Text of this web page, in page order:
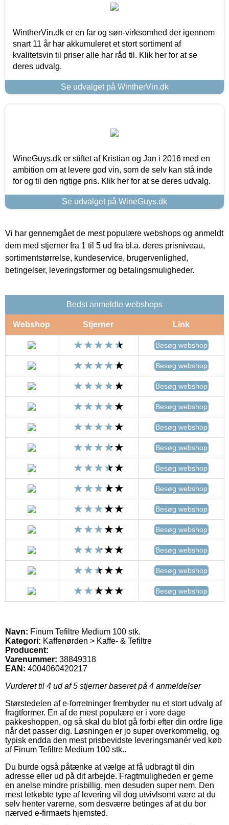
WintherVin.dk er en far og søn-virksomhed der igennem
snart 11 år har akkumuleret et stort sortiment af
kvalitetsvin til priser alle har råd til. Klik her for at se
deres udvalg.
Se udvalget på WintherVin.dk
WineGuys.dk er stiftet af Kristian og Jan i 2016 med en
ambition om at levere god vin, som de selv kan stå inde
for og til den rigtige pris. Klik her for at se deres udvalg.
Se udvalget på WineGuys.dk
Vi har gennemgået de mest populære webshops og anmeldt
dem med stjerner fra 1 til 5 ud fra bl.a. deres prisniveau,
sortimentstørrelse, kundeservice, brugervenlighed,
betingelser, leveringsformer og betalingsmuligheder.
Bedst anmeldte webshops
Webshop Stjerner Link
Besøg webshop
Besøg webshop
Besøg webshop
Besøg webshop
Besøg webshop
Besøg webshop
Besøg webshop
Besøg webshop
Besøg webshop
Besøg webshop
Besøg webshop
Besøg webshop
Besøg webshop
Navn: Finum Tefiltre Medium 100 stk.
Kategori: Kaffenørden > Kaffe- & Tefiltre
Producent:
Varenummer: 38849318
EAN: 4004060420217
Vurderet til 4 ud af 5 stjerner baseret på 4 anmeldelser
Størstedelen af e-forretninger frembyder nu et stort udvalg af
fragtformer. En af de mest populære er i vore dage
pakkeshoppen, og så skal du blot gå forbi efter din ordre lige
når det passer dig. Løsningen er jo super overkommelig, og
typisk endda den mest prisbevidste leveringsmanér ved køb
af Finum Tefiltre Medium 100 stk..
Du burde også påtænke at vælge at få udbragt til din
adresse eller ud på dit arbejde. Fragtmuligheden er gerne
en anelse mindre prisbillig, men desuden super nem. Den
mest letkøbte type af levering vil dog utvivlsomt være at du
selv henter varerne, som desværre betinges af at du bor
nærved e-firmaets hjemsted.